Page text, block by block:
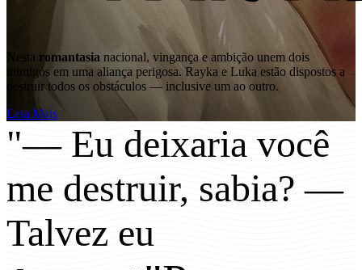
Nesta romantasia nacional, vingança e ambição unem dois
inimigos em uma aliança perigosa. Rayka e Luka estão dispostos a
destruir todos os obstáculos — inclusive um ao outro.
Leia Mais
"— Eu deixaria você
me destruir, sabia? —
Talvez eu